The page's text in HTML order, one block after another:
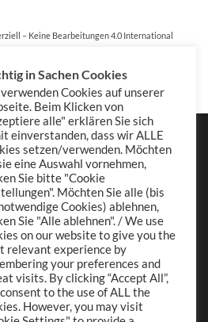
– Keine Bearbeitungen 4.0 International
4.0 International
in Sachen Cookies
Cookies auf unserer
Beim Klicken von
alle" erklären Sie sich
einverstanden, dass wir ALLE
setzen/verwenden. Möchten
eine Auswahl vornehmen,
Sie bitte "Cookie
Möchten Sie alle (bis
Cookies) ablehnen,
Sie "Alle ablehnen". / We use
on our website to give you the
relevant experience by
your preferences and
visits. By clicking “Accept All”,
to the use of ALL the
However, you may visit